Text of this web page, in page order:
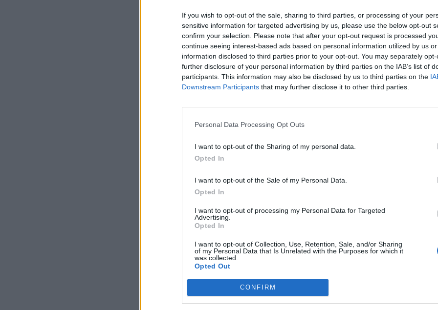
If you wish to opt-out of the sale, sharing to third parties, or processing of your
sensitive information for targeted advertising by us, please use the below opt-out
confirm your selection. Please note that after your opt-out request is processed
continue seeing interest-based ads based on personal information utilized by us
information disclosed to third parties prior to your opt-out. You may separately
further disclosure of your personal information by third parties on the IAB’s list of
participants. This information may also be disclosed by us to third parties on the
Downstream Participants that may further disclose it to other third parties.
Personal Data Processing Opt Outs
I want to opt-out of the Sharing of my personal data.
Opted In
I want to opt-out of the Sale of my Personal Data.
Opted In
I want to opt-out of processing my Personal Data for Targeted
Advertising.
Opted In
I want to opt-out of Collection, Use, Retention, Sale, and/or Sharing
of my Personal Data that Is Unrelated with the Purposes for which it
was collected.
Opted Out
CONFIRM